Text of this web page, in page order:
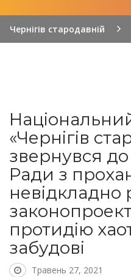
Чернігів стародавній
«Чернігів
звернувся
Ради з
невідкладно
протидію
забудові
Травень 27, 2021